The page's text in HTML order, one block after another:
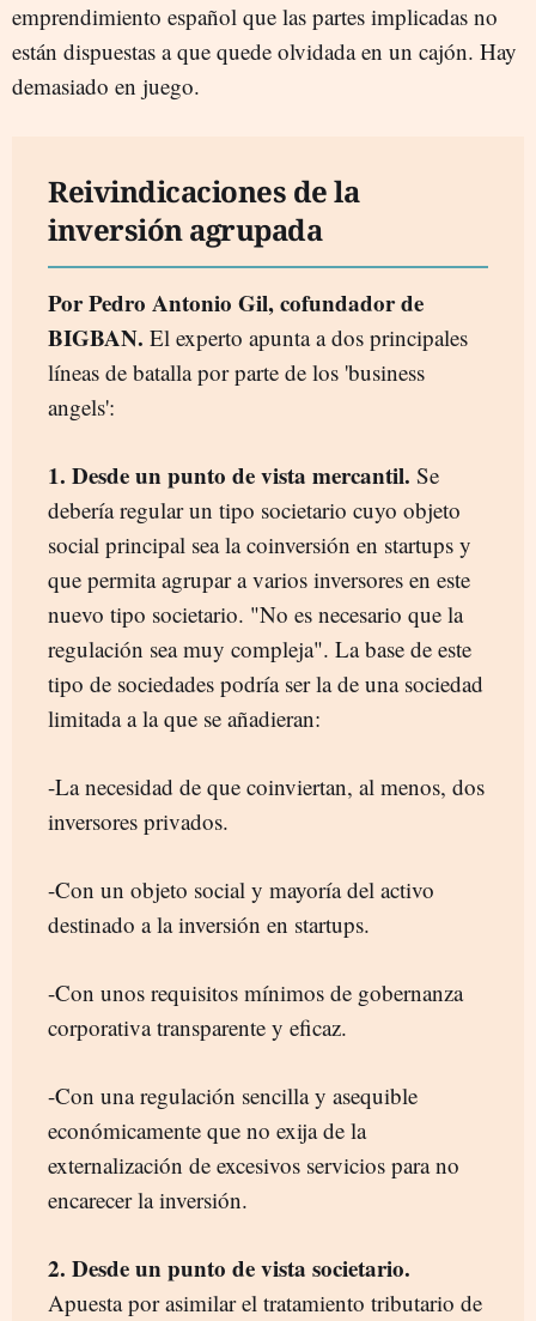
emprendimiento español que las partes implicadas no
están dispuestas a que quede olvidada en un cajón. Hay
demasiado en juego.
Reivindicaciones de la
inversión agrupada
Por Pedro Antonio Gil, cofundador de
BIGBAN. El experto apunta a dos principales
líneas de batalla por parte de los 'business
angels':
1. Desde un punto de vista mercantil. Se
debería regular un tipo societario cuyo objeto
social principal sea la coinversión en startups y
que permita agrupar a varios inversores en este
nuevo tipo societario. "No es necesario que la
regulación sea muy compleja". La base de este
tipo de sociedades podría ser la de una sociedad
limitada a la que se añadieran:
-La necesidad de que coinviertan, al menos, dos
inversores privados.
-Con un objeto social y mayoría del activo
destinado a la inversión en startups.
-Con unos requisitos mínimos de gobernanza
corporativa transparente y eficaz.
-Con una regulación sencilla y asequible
económicamente que no exija de la
externalización de excesivos servicios para no
encarecer la inversión.
2. Desde un punto de vista societario.
Apuesta por asimilar el tratamiento tributario de